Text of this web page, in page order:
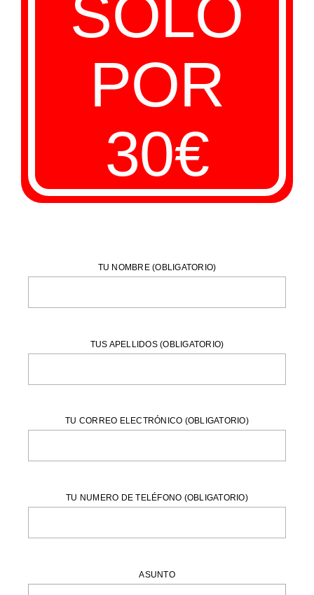
SOLO
POR
30€
TU NOMBRE (OBLIGATORIO)
TUS APELLIDOS (OBLIGATORIO)
TU CORREO ELECTRÓNICO (OBLIGATORIO)
TU NUMERO DE TELÉFONO (OBLIGATORIO)
ASUNTO